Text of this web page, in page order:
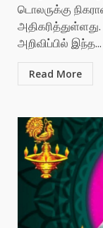
டொலருக்கு
அறிவிப்பில் இந்த...
Read More